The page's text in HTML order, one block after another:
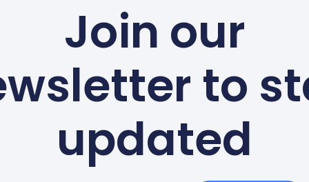
Join our
to
updated